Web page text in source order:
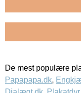
De mest populære
Papapapa.dk,